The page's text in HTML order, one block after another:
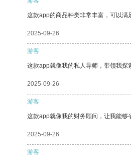
这款app的商品种类非常丰富，可以满
2025-09-26
游客
这款app就像我的私人导师，带领我探
2025-09-26
游客
这款app就像我的财务顾问，让我能够
2025-09-26
游客